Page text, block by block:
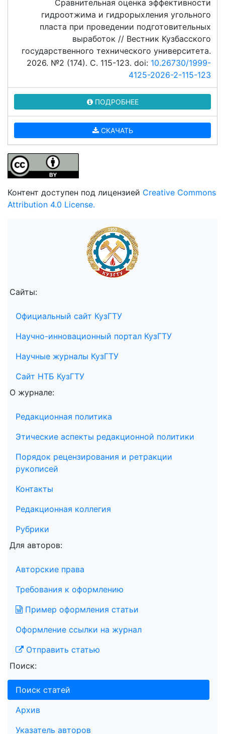
Сравнительная оценка эффективности
гидроотжима и гидрорыхления угольного
пласта при проведении подготовительных
выработок // Вестник Кузбасского
государственного технического университета.
2026. №2 (174). C. 115-123. doi: 10.26730/1999-
4125-2026-2-115-123
ПОДРОБНЕЕ
СКАЧАТЬ
Контент доступен под лицензией Creative Commons
Attribution 4.0 License.
Сайты:
Официальный сайт КузГТУ
Научно-инновационный портал КузГТУ
Научные журналы КузГТУ
Сайт НТБ КузГТУ
О журнале:
Редакционная политика
Этические аспекты редакционной политики
Порядок рецензирования и ретракции
рукописей
Контакты
Редакционная коллегия
Рубрики
Для авторов:
Авторские права
Требования к оформлению
Пример оформления статьи
Оформление ссылки на журнал
Отправить статью
Поиск:
Поиск статей
Архив
Указатель авторов